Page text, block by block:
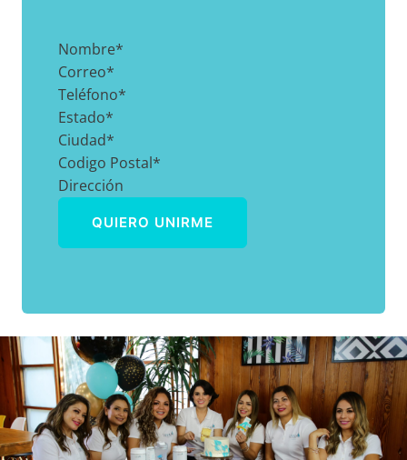
Nombre*
Correo*
Teléfono*
Estado*
Ciudad*
Codigo Postal*
Dirección
QUIERO UNIRME